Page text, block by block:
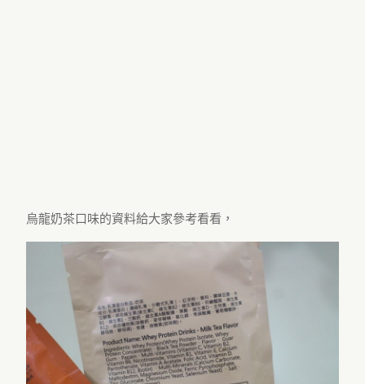
烏龍奶茶口味的資料給大家參考看看，